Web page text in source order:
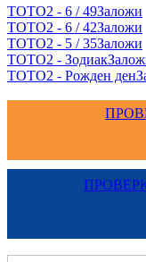
ТОТО2 - 6 / 49Заложи
ТОТО2 - 6 / 42Заложи
ТОТО2 - 5 / 35Заложи
ТОТО2 - Зодиак
ТОТО2 - Рожден ден